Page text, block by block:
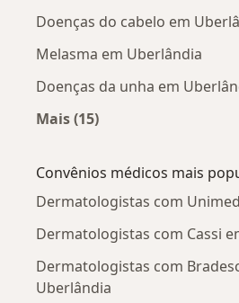
Doenças do cabelo em
Melasma em Uberlândia
Doenças da unha em
Mais (15)
Convênios médicos mais
Dermatologistas com
Dermatologistas com Cassi
Dermatologistas com
Uberlândia